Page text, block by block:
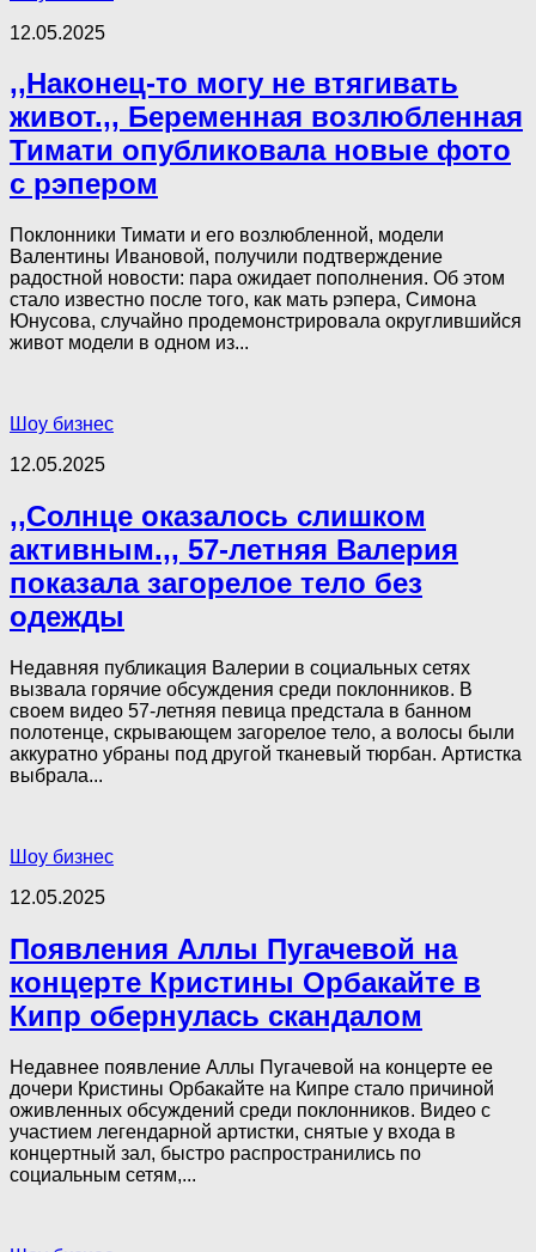
12.05.2025
,,Наконец-то могу не втягивать
живот.,, Беременная возлюбленная
Тимати опубликовала новые фото
с рэпером
Поклонники Тимати и его возлюбленной, модели
Валентины Ивановой, получили подтверждение
радостной новости: пара ожидает пополнения. Об этом
стало известно после того, как мать рэпера, Симона
Юнусова, случайно продемонстрировала округлившийся
живот модели в одном из...
Шоу бизнес
12.05.2025
,,Солнце оказалось слишком
активным.,, 57-летняя Валерия
показала зaгopeлое тело без
одежды
Недавняя публикация Валерии в социальных сетях
вызвала горячие обсуждения среди поклонников. В
своем видео 57-летняя певица предстала в банном
полотенце, скрывающем загорелое тело, а волосы были
аккуратно убраны под другой тканевый тюрбан. Артистка
выбрала...
Шоу бизнес
12.05.2025
Появления Аллы Пугачевой на
концерте Кристины Орбакайте в
Кипр обернулась скандалом
Недавнее появление Аллы Пугачевой на концерте ее
дочери Кристины Орбакайте на Кипре стало причиной
оживленных обсуждений среди поклонников. Видео с
участием легендарной артистки, снятые у входа в
концертный зал, быстро распространились по
социальным сетям,...